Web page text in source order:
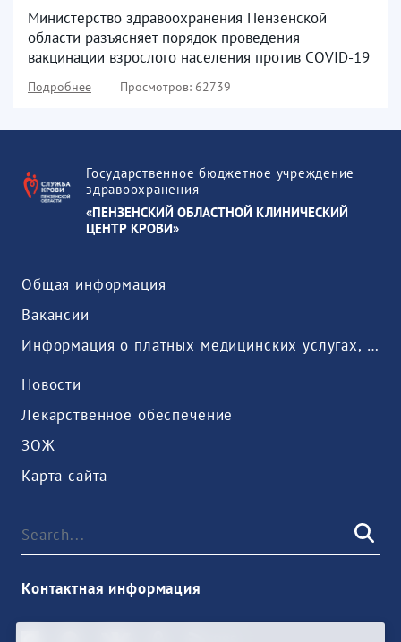
взрослого...
Министерство здравоохранения Пензенской
области разъясняет порядок проведения
вакцинации взрослого населения против COVID-19
Подробнее Просмотров: 62739
Государственное бюджетное учреждение
здравоохранения
«ПЕНЗЕНСКИЙ ОБЛАСТНОЙ КЛИНИЧЕСКИЙ
ЦЕНТР КРОВИ»
Общая информация
Вакансии
Информация о платных медицинских услугах, предоставляемых медицинской организацией
Новости
Лекарственное обеспечение
ЗОЖ
Карта сайта
Контактная информация